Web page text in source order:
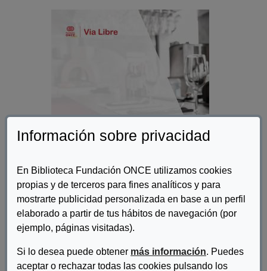
Información sobre privacidad
En Biblioteca Fundación ONCE utilizamos cookies
propias y de terceros para fines analíticos y para
mostrarte publicidad personalizada en base a un perfil
elaborado a partir de tus hábitos de navegación (por
ejemplo, páginas visitadas).
Si lo desea puede obtener más información. Puedes
aceptar o rechazar todas las cookies pulsando los
Autor/es:Fundación ONCE